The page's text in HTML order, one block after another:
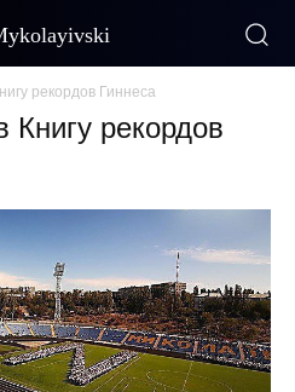
рекордов Гиннеса
Книгу рекордов